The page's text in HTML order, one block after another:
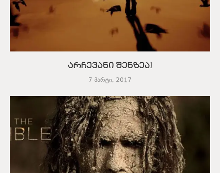
არჩევანი შენზეა!
7 მარტი, 2017